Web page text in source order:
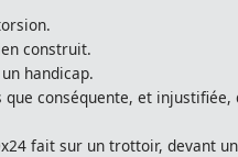
construit.
handicap.
conséquente, et
fait sur un trottoir, devant